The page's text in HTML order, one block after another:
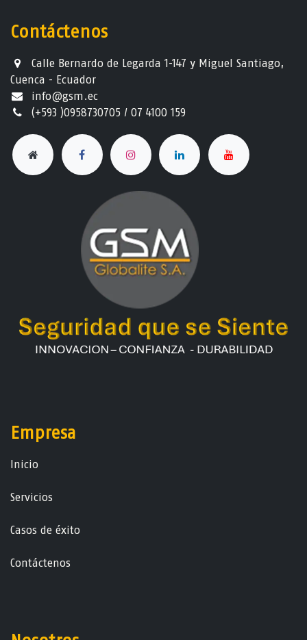
Contáctenos
Calle Bernardo de Legarda 1-147 y Miguel Santiago,
Cuenca - Ecuador
info@gsm.ec​
(+593 )0958730705 / 07 4100 159
Empresa
Ini​ci​o
Servicios
Casos de éxito
Contáctenos